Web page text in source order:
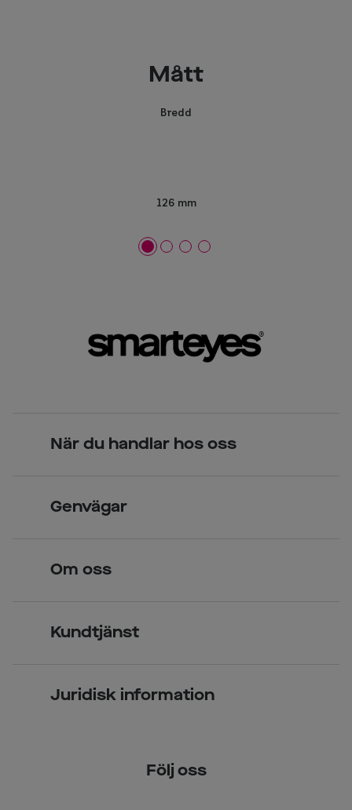
Mått
Bredd
126 mm
När du handlar hos oss
Över 70 butiker
Genvägar
Kontaktlinser
Om oss
Kundtjänst
Juridisk information
Följ oss